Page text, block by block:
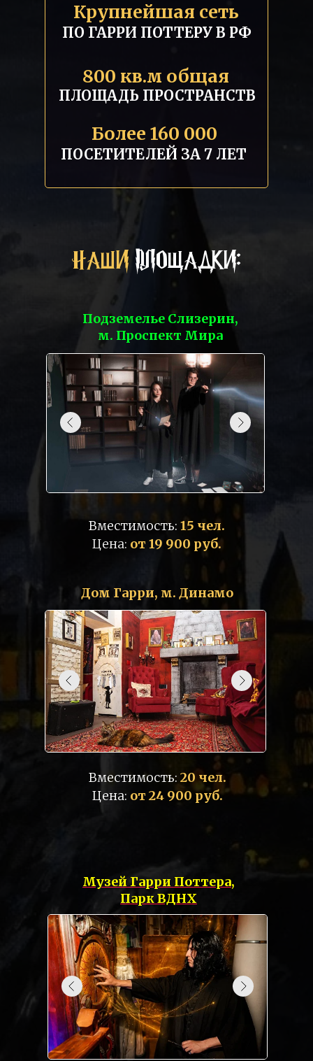
НАШИ ПЛОЩАДКИ:
Дом Гарри, м. Динамо
Музей Гарри Поттера,
Парк ВДНХ
Вместимость: 20 чел.
Цена: от 24 900 руб.
Подземелье Слизерин,
м. Проспект Мира
Вместимость: 15 чел.
Цена: от 19 900 руб.
ПО ГАРРИ ПОТТЕРУ В РФ
ПЛОЩАДЬ ПРОСТРАНСТВ
800 кв.м общая
Более 160 000
Крупнейшая сеть
ПОСЕТИТЕЛЕЙ ЗА 7 ЛЕТ